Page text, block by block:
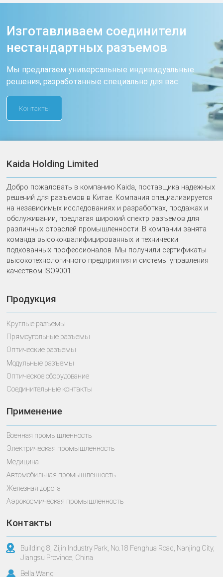
Изготавливаем соединители
нестандартных разъемов
Мы предлагаем универсальные индивидуальные
решения, разработанные специально для вас.
Контакты
Kaida Holding Limited
Добро пожаловать в компанию Kaida, поставщика надежных
решений для разъемов в Китае. Компания специализируется
на независимых исследованиях и разработках, продажах и
обслуживании, предлагая широкий спектр разъемов для
различных отраслей промышленности. В компании занята
команда высококвалифицированных и технически
подкованных профессионалов. Мы получили сертификаты
высокотехнологичного предприятия и системы управления
качеством ISO9001.
Продукция
Круглые разъемы
Прямоугольные разъемы
Оптические разъемы
Модульные разъемы
Оптическое оборудование
Соединительные контакты
Применение
Военная промышленность
Электрическая промышленность
Медицина
Автомобильная промышленность
Железная дорога
Аэрокосмическая промышленность
Контакты
Building 8, Zijin Industry Park, No.18 Fenghua Road, Nanjing City,
Jiangsu Province, China
Bella Wang